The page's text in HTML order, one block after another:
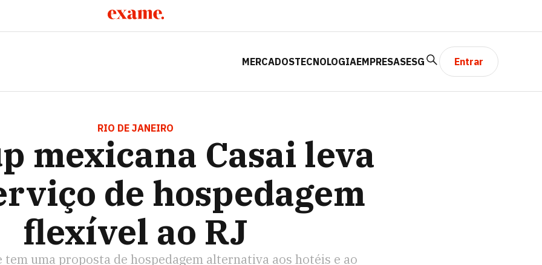
MERCADOSTECNOLOGIAEMPRESASESG Entrar
RIO DE JANEIRO
mexicana Casai leva
de hospedagem
flexível ao RJ
tem uma proposta de hospedagem alternativa aos hotéis e ao